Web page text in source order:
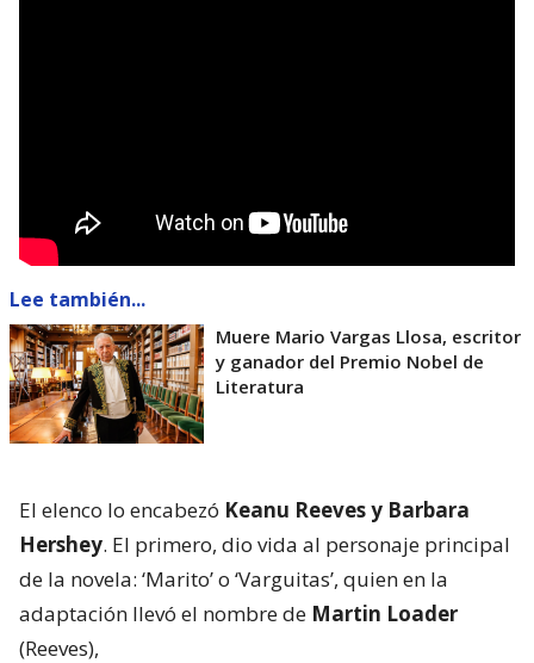
Lee también...
Muere Mario Vargas Llosa, escritor
y ganador del Premio Nobel de
Literatura
El elenco lo encabezó Keanu Reeves y Barbara
Hershey. El primero, dio vida al personaje principal
de la novela: ‘Marito’ o ‘Varguitas’, quien en la
adaptación llevó el nombre de Martin Loader
(Reeves),